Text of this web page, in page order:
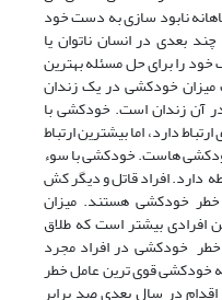
نابود سازی به دست خود
بعدی در انسان ناتوان یا
را برای حل مسئله بهترین
خودکشی در یک زندان
آن زندان است. خودکشی با
دارد، اما بیشترین ارتباط
هاست. خودکشی با سوء
دارد. افراد قاتل و دیگر کش
خودکشی هستند. میزان
افرادی بیشتر است که طلاق
خودکشی در افراد مجرد
به خودکشی قوی ترین عامل خطر
در سال بعدی صد برابر